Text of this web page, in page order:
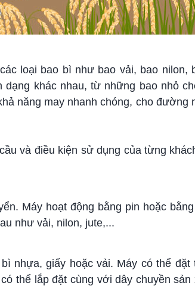
loại bao bì như bao vải, bao nilon,
khác nhau, từ những bao nhỏ
năng may nhanh chóng, cho đường
và điều kiện sử dụng của từng
Máy hoạt động bằng pin hoặc
như vải, nilon, jute,...
nhựa, giấy hoặc vải. Máy có thể đặt
thể lắp đặt cùng với dây chuyền sản